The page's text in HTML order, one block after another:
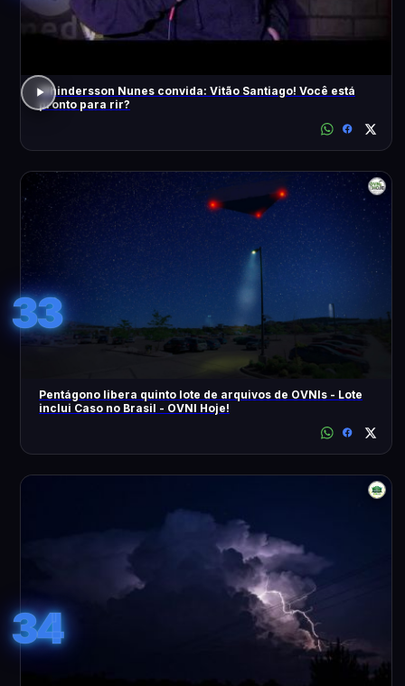
Whindersson Nunes convida: Vitão Santiago! Você está
pronto para rir?
33
Pentágono libera quinto lote de arquivos de OVNIs - Lote
inclui Caso no Brasil - OVNI Hoje!
34